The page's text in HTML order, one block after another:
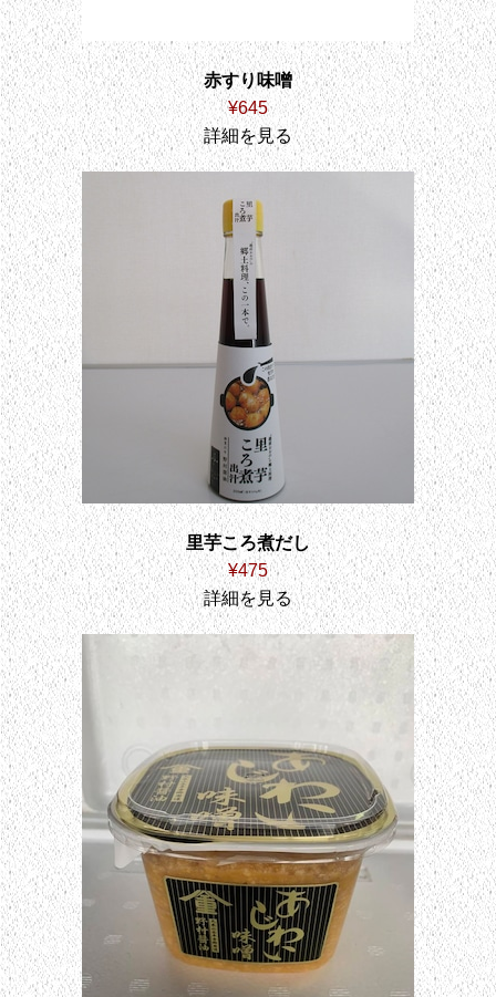
赤すり味噌
¥645
詳細を見る
里芋ころ煮だし
¥475
詳細を見る